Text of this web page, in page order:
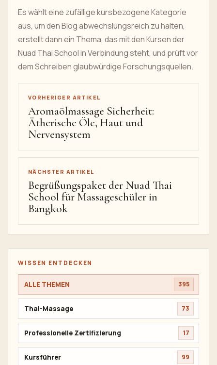
Es wählt eine zufällige kursbezogene Kategorie
aus, um den Blog abwechslungsreich zu halten,
erstellt dann ein Thema, das mit den Kursen der
Nuad Thai School in Verbindung steht, und prüft vor
dem Schreiben glaubwürdige Forschungsquellen.
VORHERIGER ARTIKEL
Aromaölmassage Sicherheit:
Ätherische Öle, Haut und
Nervensystem
NÄCHSTER ARTIKEL
Begrüßungspaket der Nuad Thai
School für Massageschüler in
Bangkok
WISSEN ENTDECKEN
ALLE THEMEN 395
Thai-Massage 73
Professionelle Zertifizierung 17
Kursführer 99